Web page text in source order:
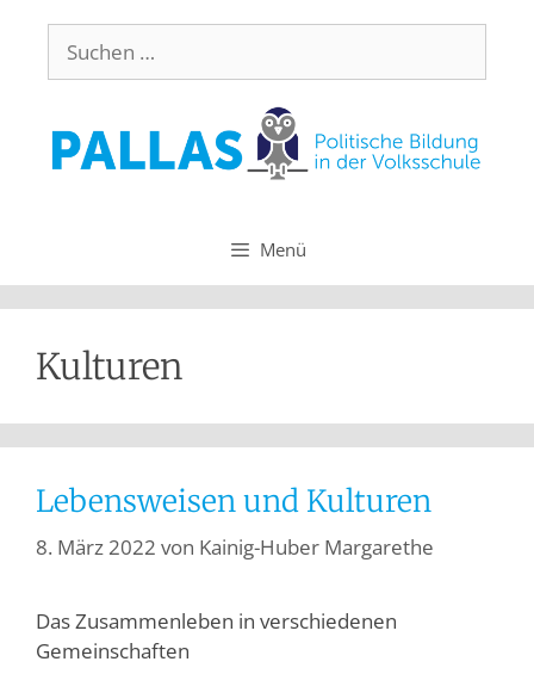
Menü
Kulturen
Lebensweisen und Kulturen
8. März 2022 von Kainig-Huber Margarethe
Das Zusammenleben in verschiedenen
Gemeinschaften